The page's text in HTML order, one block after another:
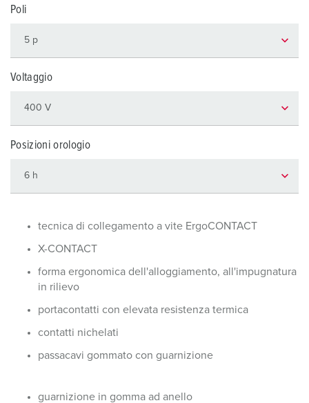
Poli
Voltaggio
Posizioni orologio
tecnica di collegamento a vite ErgoCONTACT
X-CONTACT
forma ergonomica dell'alloggiamento, all'impugnatura
in rilievo
portacontatti con elevata resistenza termica
contatti nichelati
passacavi gommato con guarnizione
guarnizione in gomma ad anello